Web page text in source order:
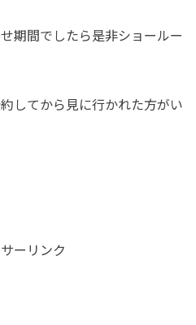
期間でしたら是非ショールー
してから見に行かれた方がい
ーリンク